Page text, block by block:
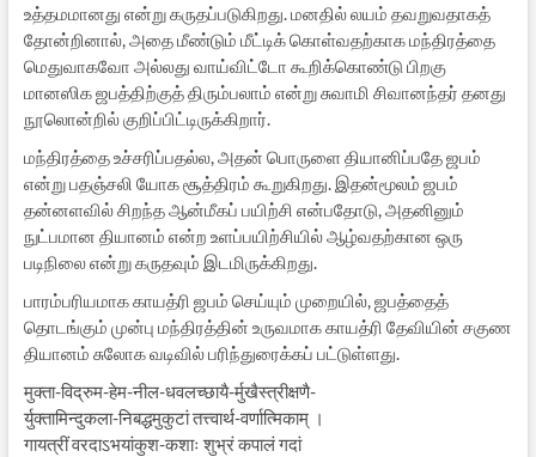
உத்தமமானது என்று கருதப்படுகிறது. மனதில் லயம் தவறுவதாகத்
தோன்றினால், அதை மீண்டும் மீட்டிக் கொள்வதற்காக மந்திரத்தை
மெதுவாகவோ அல்லது வாய்விட்டோ கூறிக்கொண்டு பிறகு
மானஸிக ஜபத்திற்குத் திரும்பலாம் என்று சுவாமி சிவானந்தர் தனது
நூலொன்றில் குறிப்பிட்டிருக்கிறார்.
மந்திரத்தை உச்சரிப்பதல்ல, அதன் பொருளை தியானிப்பதே ஜபம்
என்று பதஞ்சலி யோக சூத்திரம் கூறுகிறது. இதன்மூலம் ஜபம்
தன்னளவில் சிறந்த ஆன்மீகப் பயிற்சி என்பதோடு, அதனினும்
நுட்பமான தியானம் என்ற உளப்பயிற்சியில் ஆழ்வதற்கான ஒரு
படிநிலை என்று கருதவும் இடமிருக்கிறது.
பாரம்பரியமாக காயத்ரி ஜபம் செய்யும் முறையில், ஜபத்தைத்
தொடங்கும் முன்பு மந்திரத்தின் உருவமாக காயத்ரி தேவியின் சகுண
தியானம் சுலோக வடிவில் பரிந்துரைக்கப் பட்டுள்ளது.
मुक्ता-विद्रुम-हेम-नील-धवलच्छायै-र्मुखैस्त्रीक्षणै-
र्युक्तामिन्दुकला-निबद्धमुकुटां तत्त्वार्थ-वर्णात्मिकाम्‌ ।
गायत्रीं वरदाऽभयांकुश-कशाः शुभ्रं कपालं गदां